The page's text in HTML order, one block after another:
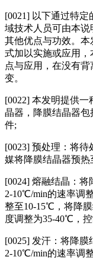
[0021] 以下通过特
域技术人员可由本
其他优点与功效。
式加以实施或应用
点与应用，在没有
变。
[0022] 本发明提供一
晶器，降膜结晶器包
件;
[0023] 预处理：将
媒将降膜结晶器预热
[0024] 熔融结晶：
2‑10℃/min的速率调
整至10‑15℃，将降
度调整为35‑40℃，
[0025] 发汗：将降
2‑10℃/min的速率调